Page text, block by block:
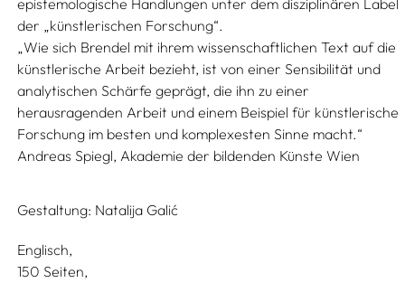
epistemologische Handlungen unter dem disziplinären Label
der „künstlerischen Forschung“.
„Wie sich Brendel mit ihrem wissenschaftlichen Text auf die
künstlerische Arbeit bezieht, ist von einer Sensibilität und
analytischen Schärfe geprägt, die ihn zu einer
herausragenden Arbeit und einem Beispiel für künstlerische
Forschung im besten und komplexesten Sinne macht.“
Andreas Spiegl, Akademie der bildenden Künste Wien
Gestaltung: Natalija Galić
Englisch
150 Seiten,